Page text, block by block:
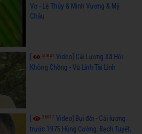
Vơ - Lệ Thủy & Minh Vương & Mỹ
Châu
50841 Video] Cải Lương Xã Hội -
Không Chồng - Vũ Linh Tài Linh
36017 Video] Bụi đời - Cải lương
trước 1975 Hùng Cường, Bạch Tuyết,